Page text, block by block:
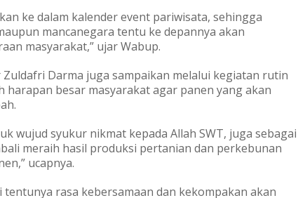
ke dalam kalender event pariwisata, sehingga
mancanegara tentu ke depannya akan
masyarakat,” ujar Wabup.
Darma juga sampaikan melalui kegiatan rutin
besar masyarakat agar panen yang akan
wujud syukur nikmat kepada Allah SWT, juga sebagai
meraih hasil produksi pertanian dan perkebunan
ucapnya.
rasa kebersamaan dan kekompakan akan